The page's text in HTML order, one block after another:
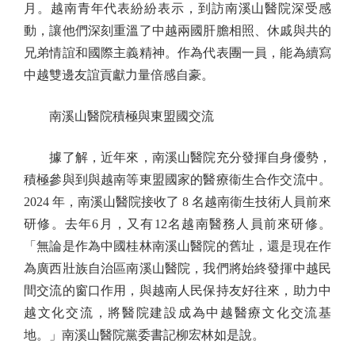
月。越南青年代表紛紛表示，到訪南溪山醫院深受感
動，讓他們深刻重溫了中越兩國肝膽相照、休戚與共的
兄弟情誼和國際主義精神。作為代表團一員，能為續寫
中越雙邊友誼貢獻力量倍感自豪。
南溪山醫院積極與東盟國交流
據了解，近年來，南溪山醫院充分發揮自身優勢，
積極參與到與越南等東盟國家的醫療衞生合作交流中。
2024 年，南溪山醫院接收了 8 名越南衞生技術人員前來
研修。去年6月，又有12名越南醫務人員前來研修。
「無論是作為中國桂林南溪山醫院的舊址，還是現在作
為廣西壯族自治區南溪山醫院，我們將始終發揮中越民
間交流的窗口作用，與越南人民保持友好往來，助力中
越文化交流，將醫院建設成為中越醫療文化交流基
地。」南溪山醫院黨委書記柳宏林如是說。